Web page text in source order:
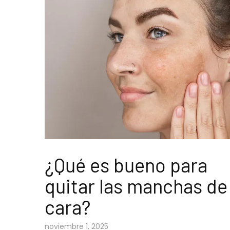
¿Qué es bueno para
quitar las manchas
cara?
noviembre 1, 2025